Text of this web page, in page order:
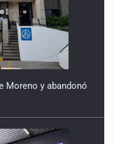
Moreno y abandonó